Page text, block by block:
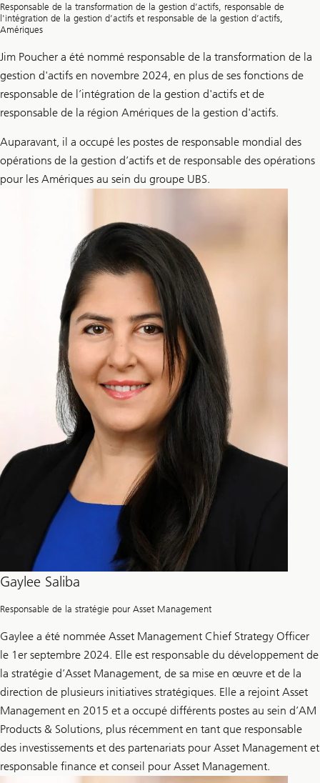
Responsable de la transformation de la gestion d’actifs, responsable de
l'intégration de la gestion d’actifs et responsable de la gestion d’actifs,
Amériques
Jim Poucher a été nommé responsable de la transformation de la
gestion d'actifs en novembre 2024, en plus de ses fonctions de
responsable de l’intégration de la gestion d'actifs et de
responsable de la région Amériques de la gestion d'actifs.
Auparavant, il a occupé les postes de responsable mondial des
opérations de la gestion d’actifs et de responsable des opérations
pour les Amériques au sein du groupe UBS.
Gaylee Saliba
Responsable de la stratégie pour Asset Management
Gaylee a été nommée Asset Management Chief Strategy Officer
le 1er septembre 2024. Elle est responsable du développement de
la stratégie d’Asset Management, de sa mise en œuvre et de la
direction de plusieurs initiatives stratégiques. Elle a rejoint Asset
Management en 2015 et a occupé différents postes au sein d’AM
Products & Solutions, plus récemment en tant que responsable
des investissements et des partenariats pour Asset Management et
responsable finance et conseil pour Asset Management.